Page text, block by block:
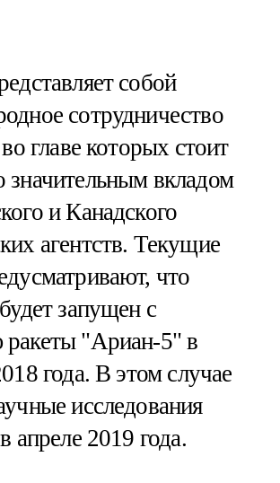
собой
сотрудничество
главе которых стоит
вкладом
и Канадского
агентств. Текущие
что
запущен с
"Ариан-5" в
года. В этом случае
исследования
апреле 2019 года.